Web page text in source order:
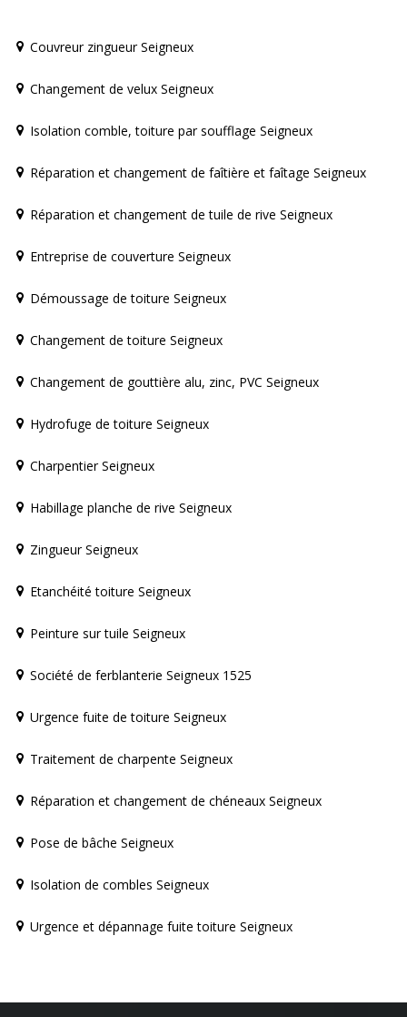
Couvreur zingueur Seigneux
Changement de velux Seigneux
Isolation comble, toiture par soufflage Seigneux
Réparation et changement de faîtière et faîtage Seigneux
Réparation et changement de tuile de rive Seigneux
Entreprise de couverture Seigneux
Démoussage de toiture Seigneux
Changement de toiture Seigneux
Changement de gouttière alu, zinc, PVC Seigneux
Hydrofuge de toiture Seigneux
Charpentier Seigneux
Habillage planche de rive Seigneux
Zingueur Seigneux
Etanchéité toiture Seigneux
Peinture sur tuile Seigneux
Société de ferblanterie Seigneux 1525
Urgence fuite de toiture Seigneux
Traitement de charpente Seigneux
Réparation et changement de chéneaux Seigneux
Pose de bâche Seigneux
Isolation de combles Seigneux
Urgence et dépannage fuite toiture Seigneux